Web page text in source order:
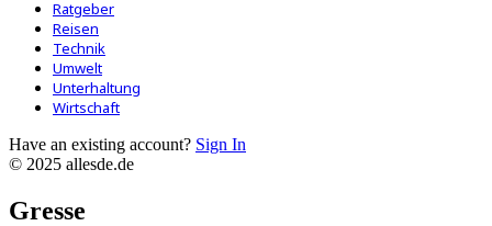
Ratgeber
Reisen
Technik
Umwelt
Unterhaltung
Wirtschaft
Have an existing account? Sign In
© 2025 allesde.de
Gresse